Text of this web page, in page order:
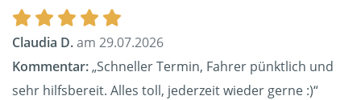
Claudia D.am 29.07.2026
Kommentar:„Schneller Termin, Fahrer pünktlich und
sehr hilfsbereit. Alles toll, jederzeit wieder gerne :)“